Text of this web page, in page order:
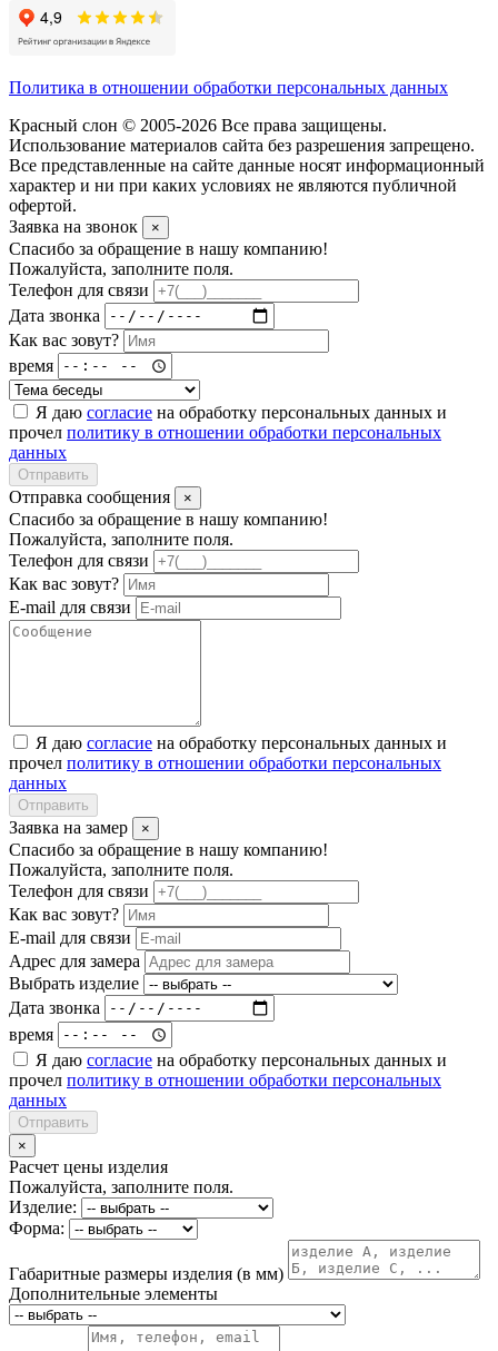
Политика в отношении обработки персональных данных
Красный слон © 2005-2026 Все права защищены.
Использование материалов сайта без разрешения запрещено.
Все представленные на сайте данные носят информационный
характер и ни при каких условиях не являются публичной
офертой.
Заявка на звонок
×
Спасибо за обращение в нашу компанию!
Пожалуйста, заполните поля.
Телефон для связи
Дата звонка
Как вас зовут?
время
Я даю согласие на обработку персональных данных и
прочел политику в отношении обработки персональных
данных
Отправить
Отправка сообщения ×
Спасибо за обращение в нашу компанию!
Пожалуйста, заполните поля.
Телефон для связи
Как вас зовут?
E-mail для связи
Я даю согласие на обработку персональных данных и
прочел политику в отношении обработки персональных
данных
Отправить
Заявка на замер ×
Спасибо за обращение в нашу компанию!
Пожалуйста, заполните поля.
Телефон для связи
Как вас зовут?
E-mail для связи
Адрес для замера
Выбрать изделие
Дата звонка
время
Я даю согласие на обработку персональных данных и
прочел политику в отношении обработки персональных
данных
Отправить
×
Расчет цены изделия
Пожалуйста, заполните поля.
Изделие:
Форма:
Габаритные размеры изделия (в мм)
Дополнительные элементы